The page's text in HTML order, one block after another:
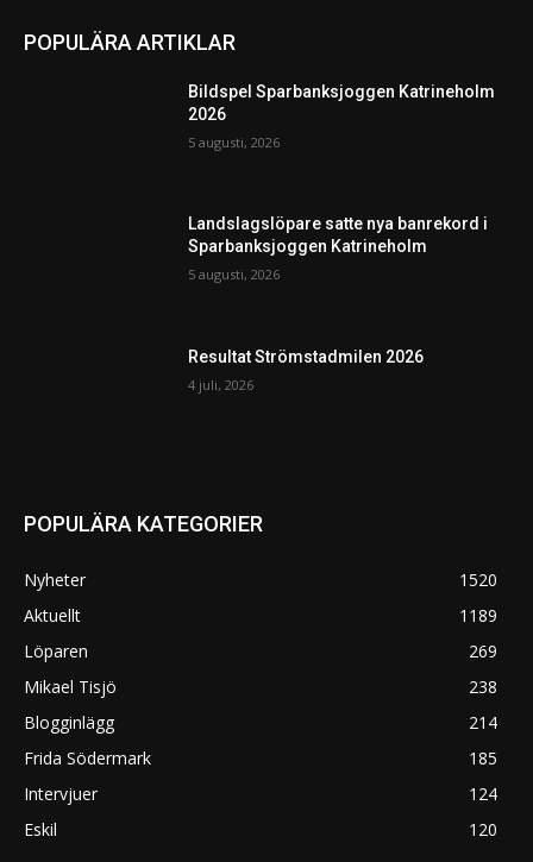
POPULÄRA ARTIKLAR
Bildspel Sparbanksjoggen Katrineholm
2026
5 augusti, 2026
Landslagslöpare satte nya banrekord i
Sparbanksjoggen Katrineholm
5 augusti, 2026
Resultat Strömstadmilen 2026
4 juli, 2026
POPULÄRA KATEGORIER
Nyheter
1520
Aktuellt
1189
Löparen
269
Mikael Tisjö
238
Blogginlägg
214
Frida Södermark
185
Intervjuer
124
Eskil
120